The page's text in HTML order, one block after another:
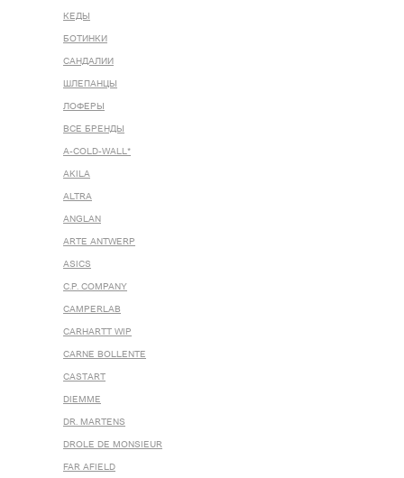
КЕДЫ
БОТИНКИ
САНДАЛИИ
ШЛЕПАНЦЫ
ЛОФЕРЫ
ВСЕ БРЕНДЫ
A-COLD-WALL*
AKILA
ALTRA
ANGLAN
ARTE ANTWERP
ASICS
C.P. COMPANY
CAMPERLAB
CARHARTT WIP
CARNE BOLLENTE
CASTART
DIEMME
DR. MARTENS
DROLE DE MONSIEUR
FAR AFIELD